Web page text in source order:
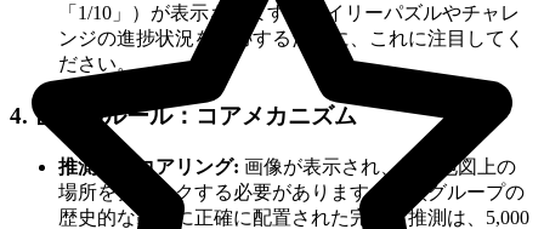
「1/10」）が表示されます。デイリーパズルやチャレ
ンジの進捗状況を追跡するために、これに注目してく
ださい。
4. 世界のルール：コアメカニズム
推測とスコアリング: 画像が表示され、世界地図上の
場所をクリックする必要があります。民族グループの
歴史的な範囲に正確に配置された完璧な推測は、5,000